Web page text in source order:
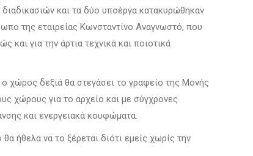
και τα δύο υποέργα κατακυρώθηκαν
της εταιρείας Κωνσταντίνο Αναγνωστό, που
για την άρτια τεχνικά και ποιοτικά
χώρος δεξιά θα στεγάσει το γραφείο της Μονής
χώρους για το αρχείο και με σύγχρονες
και ενεργειακά κουφώματα.
ήθελα να το ξέρεται διότι εμείς χωρίς την